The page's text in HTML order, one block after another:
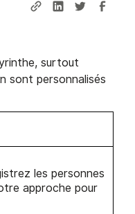
surtout
sont personnalisés
les personnes
approche pour